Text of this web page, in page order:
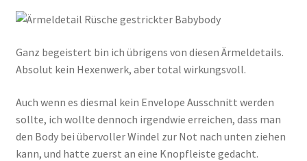
Ganz begeistert bin ich übrigens von diesen Ärmeldetails.
Absolut kein Hexenwerk, aber total wirkungsvoll.
Auch wenn es diesmal kein Envelope Ausschnitt werden
sollte, ich wollte dennoch irgendwie erreichen, dass man
den Body bei übervoller Windel zur Not nach unten ziehen
kann, und hatte zuerst an eine Knopfleiste gedacht.